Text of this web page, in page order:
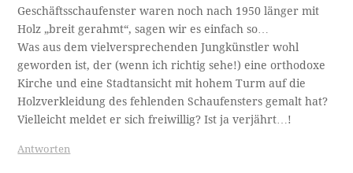
Geschäftsschaufenster waren noch nach 1950 länger mit
Holz „breit gerahmt“, sagen wir es einfach so…
Was aus dem vielversprechenden Jungkünstler wohl
geworden ist, der (wenn ich richtig sehe!) eine orthodoxe
Kirche und eine Stadtansicht mit hohem Turm auf die
Holzverkleidung des fehlenden Schaufensters gemalt hat?
Vielleicht meldet er sich freiwillig? Ist ja verjährt…!
Antworten